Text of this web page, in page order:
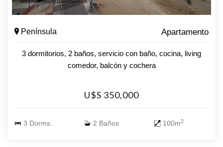
Península Apartamento
3 dormitorios, 2 baños, servicio con baño, cocina, living
comedor, balcón y cochera
U$S 350,000
3 Dorms. 2 Baños 100m2